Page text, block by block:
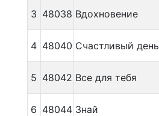
3 48038 Вдохновение
4 48040 Счастливый день
5 48042 Все для тебя
6 48044 Знай